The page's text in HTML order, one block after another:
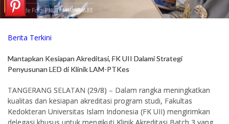
Berita Terkini
Mantapkan Kesiapan Akreditasi, FK UII Dalami Strategi
Penyusunan LED di Klinik LAM-PTKes
TANGERANG SELATAN (29/8) – Dalam rangka meningkatkan
kualitas dan kesiapan akreditasi program studi, Fakultas
Kedokteran Universitas Islam Indonesia (FK UII) mengirimkan